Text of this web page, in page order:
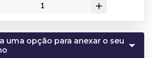
add
uma opção para anexar o seu